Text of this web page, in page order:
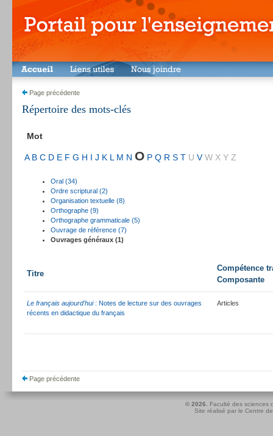
Page précédente
Répertoire des mots-clés
Mot
A B C D E F G H I J K L M N O P Q R S T U V W X Y Z
Oral (34)
Ordre scriptural (2)
Organisation textuelle (8)
Orthographe (9)
Orthographe grammaticale (5)
Ouvrage de référence (7)
Ouvrages généraux (1)
Titre
Compétence
Composante
Le français aujourd'hui: Notes de lecture sur des ouvrages
récents en didactique du français
Articles
Page précédente
© 2026.
Faculté des sciences
Site réalisé par le Centre